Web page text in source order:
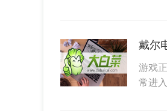
戴尔
游戏
常进